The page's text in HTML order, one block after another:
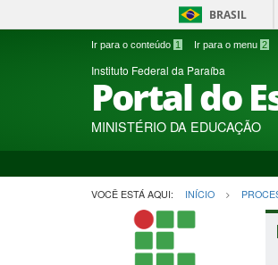
BRASIL
Ir para o conteúdo 1 Ir para o menu 2
Instituto Federal da Paraíba
Portal do
MINISTÉRIO DA EDUCAÇÃO
VOCÊ ESTÁ AQUI: INÍCIO